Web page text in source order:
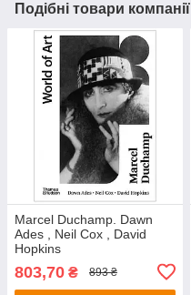
Подібні товари компанії
Marcel Duchamp. Dawn
Ades , Neil Cox , David
Hopkins
803,70 ₴ 893 ₴